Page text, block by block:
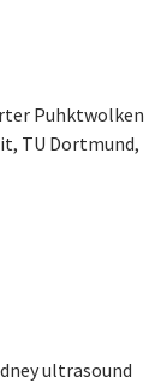
Puhktwolken
TU Dortmund,
ultrasound